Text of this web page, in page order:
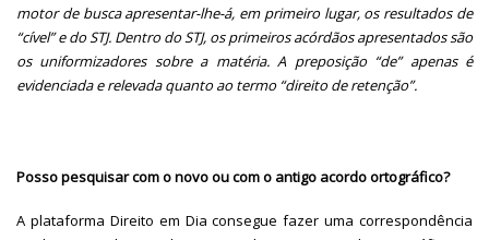
motor de busca apresentar-lhe-á, em primeiro lugar, os resultados de
“cível” e do STJ. Dentro do STJ, os primeiros acórdãos apresentados são
os uniformizadores sobre a matéria. A preposição “de” apenas é
evidenciada e relevada quanto ao termo “direito de retenção”.
Posso pesquisar com o novo ou com o antigo acordo ortográfico?
A plataforma Direito em Dia consegue fazer uma correspondência